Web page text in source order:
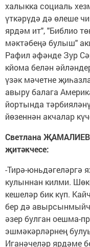
халыкка социаль
үткәрүдә дә өлеше
ярдәм ит", "Библио
мәктәбеңә булыш"
Рафил әфәнде Зур
кйома белән
үзәк мәчетне
авыру балага
йортында
йөзеннән акчалар
Светлана
җитәкчесе:
-Тирә-юньдәгеләргә
кулыннан килми.
кешеләр бик күп.
бер дә
әзер булган оешма-
эшмәкәрләрнең
Иганәчеләр ярдәме